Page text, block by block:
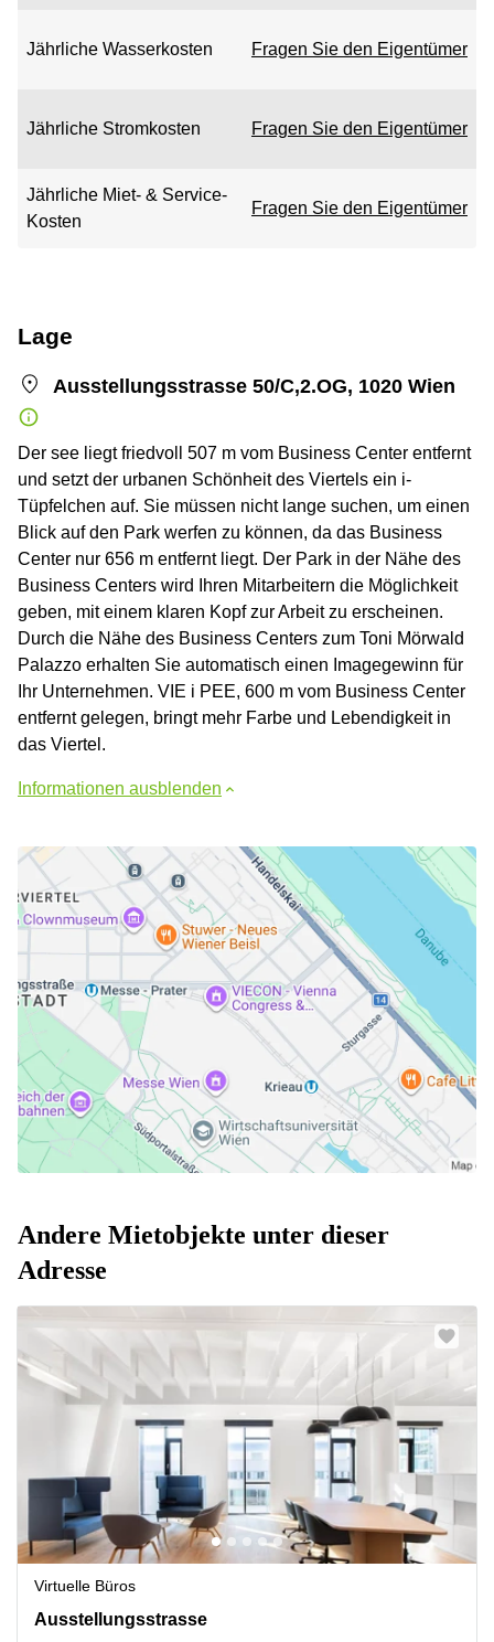
Jährliche Wasserkosten Fragen Sie den Eigentümer
Jährliche Stromkosten Fragen Sie den Eigentümer
Jährliche Miet- & Service-
Kosten
Fragen Sie den Eigentümer
Lage
Ausstellungsstrasse 50/C,2.OG, 1020 Wien
Der see liegt friedvoll 507 m vom Business Center entfernt
und setzt der urbanen Schönheit des Viertels ein i-
Tüpfelchen auf. Sie müssen nicht lange suchen, um einen
Blick auf den Park werfen zu können, da das Business
Center nur 656 m entfernt liegt. Der Park in der Nähe des
Business Centers wird Ihren Mitarbeitern die Möglichkeit
geben, mit einem klaren Kopf zur Arbeit zu erscheinen.
Durch die Nähe des Business Centers zum Toni Mörwald
Palazzo erhalten Sie automatisch einen Imagegewinn für
Ihr Unternehmen. VIE i PEE, 600 m vom Business Center
entfernt gelegen, bringt mehr Farbe und Lebendigkeit in
das Viertel.
Informationen ausblenden
Andere Mietobjekte unter dieser
Adresse
Virtuelle Büros
Ausstellungsstrasse 50/C,2.OG, Wien
Ausstellungsstrasse